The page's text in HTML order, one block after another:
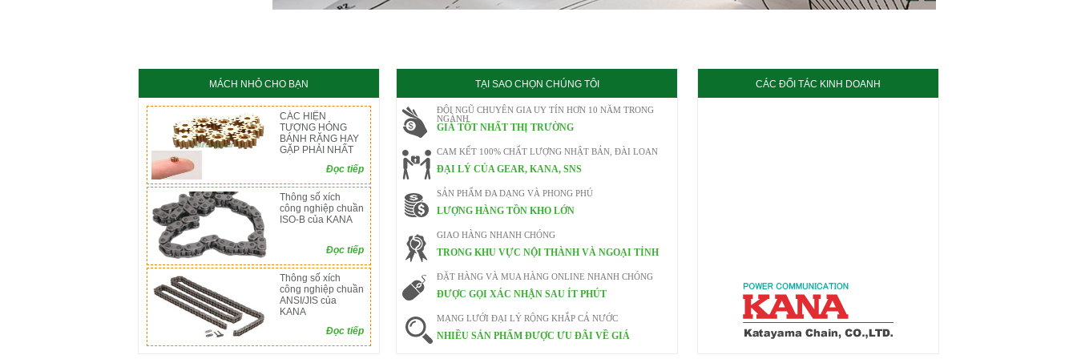
MÁCH NHỎ CHO BẠN
CÁC HIỆN
TƯỢNG HỎNG
BÁNH RĂNG HAY
GẶP PHẢI NHẤT
Đọc tiếp
Thông số xích
công nghiệp chuần
ISO-B của KANA
Đọc tiếp
Thông số xích
công nghiệp chuần
ANSI/JIS của
KANA
Đọc tiếp
TẠI SAO CHỌN CHÚNG TÔI
ĐỘI NGŨ CHUYÊN GIA UY TÍN HƠN 10 NĂM TRONG
NGÀNH
GIÁ TỐT NHẤT THỊ TRƯỜNG
CAM KẾT 100% CHẤT LƯỢNG NHẬT BẢN, ĐÀI LOAN
ĐẠI LÝ CỦA GEAR, KANA, SNS
SẢN PHẨM ĐA DẠNG VÀ PHONG PHÚ
LƯỢNG HÀNG TỒN KHO LỚN
GIAO HÀNG NHANH CHÓNG
TRONG KHU VỰC NỘI THÀNH VÀ NGOẠI TỈNH
ĐẶT HÀNG VÀ MUA HÀNG ONLINE NHANH CHÓNG
ĐƯỢC GỌI XÁC NHẬN SAU ÍT PHÚT
MẠNG LƯỚI ĐẠI LÝ RỘNG KHẮP CẢ NƯỚC
NHIỀU SẢN PHẨM ĐƯỢC ƯU ĐÃI VỀ GIÁ
CÁC ĐỐI TÁC KINH DOANH